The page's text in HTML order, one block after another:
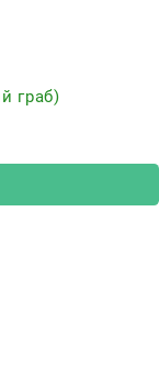
граб)